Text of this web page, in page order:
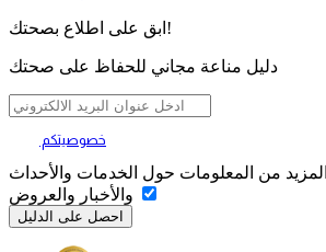
ابق على اطلاع بصحتك!
دليل مناعة مجاني للحفاظ على صحتك
خصوصيتكم
من المعلومات حول الخدمات والأحداث